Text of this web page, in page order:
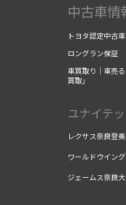
中古車情
トヨタ認定中古
ロングラン保証
車買取り｜車売
買取」
ユナイテ
レクサス奈良登
ワールドウイン
ジェームス奈良